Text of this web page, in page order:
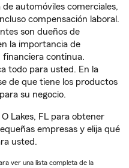
automóviles comerciales,
compensación laboral.
son dueños de
la importancia de
financiera continua.
todo para usted. En la
de que tiene los productos
su negocio.
Lakes, FL para obtener
empresas y elija qué
usted.
ver una lista completa de la